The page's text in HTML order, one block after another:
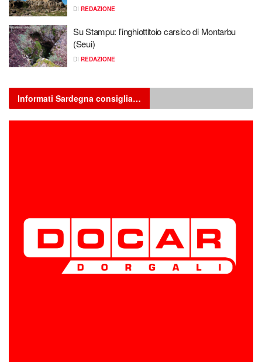
DI REDAZIONE
Su Stampu: l’inghiottitoio carsico di Montarbu
(Seui)
DI REDAZIONE
Informati Sardegna consiglia…